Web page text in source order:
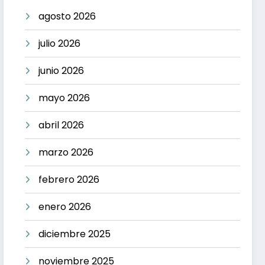
agosto 2026
julio 2026
junio 2026
mayo 2026
abril 2026
marzo 2026
febrero 2026
enero 2026
diciembre 2025
noviembre 2025